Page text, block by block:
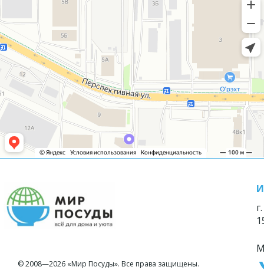
© 2008—2026 «Мир Посуды». Все права защищены.